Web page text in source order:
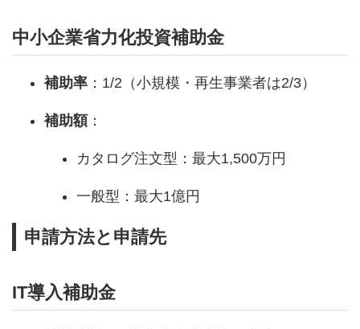
中小企業省力化投資補助金
補助率 ：1/2（小規模・再生事業者は2/3）
補助額 ：
カタログ注文型：最大1,500万円
一般型：最大1億円
申請方法と申請先
IT導入補助金